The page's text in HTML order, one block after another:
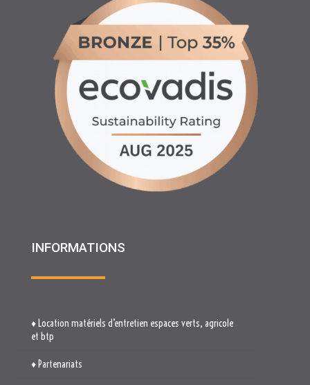
et btp
♦ Recrutement
♦ Service Client